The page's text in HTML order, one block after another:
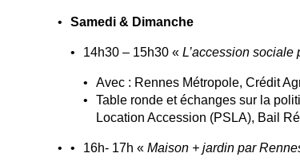
Samedi & Dimanche
14h30 – 15h30 « L’accession sociale
Avec : Rennes Métropole, Crédit
Table ronde et échanges sur la
Location Accession (PSLA), Bail
16h- 17h « Maison + jardin par